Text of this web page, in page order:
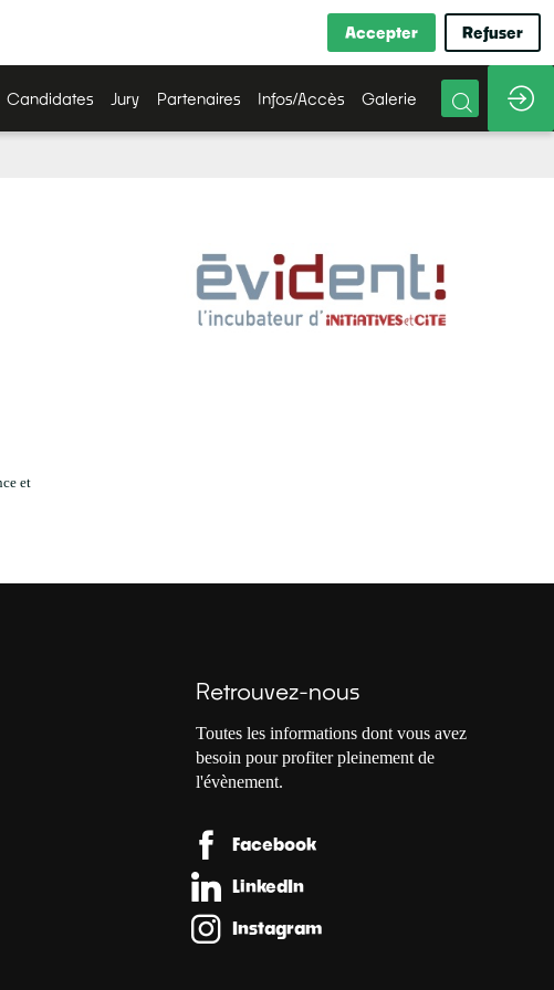
Candidates Jury Partenaires Infos/Accès Galerie
et
Retrouvez-nous
Toutes les informations dont vous avez
besoin pour profiter pleinement de
l'évènement.
Facebook
LinkedIn
Instagram
Accepter Refuser